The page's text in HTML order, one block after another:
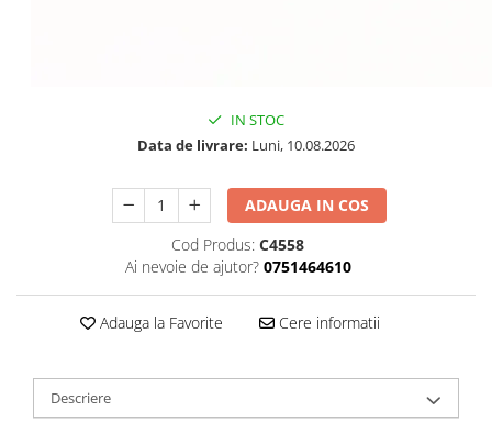
IN STOC
Data de livrare: Luni, 10.08.2026
ADAUGA IN COS
Cod Produs: C4558
Ai nevoie de ajutor? 0751464610
Adauga la Favorite Cere informatii
Descriere